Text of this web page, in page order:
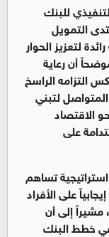
للبنك
التمويل
لتعزيز الحوار
أن رعاية
التزامه الراسخ
لتبني
الاقتصاد
على
تساهم
على الأفراد
مشيراً إلى أن
في خطط البنك